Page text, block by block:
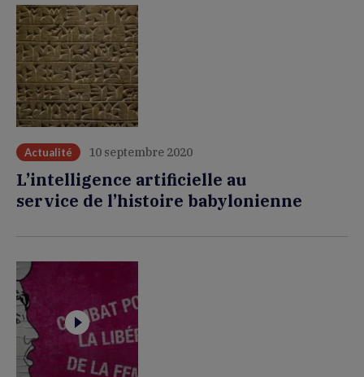
Actualité 10 septembre 2020
L’intelligence artificielle au
service de l’histoire babylonienne